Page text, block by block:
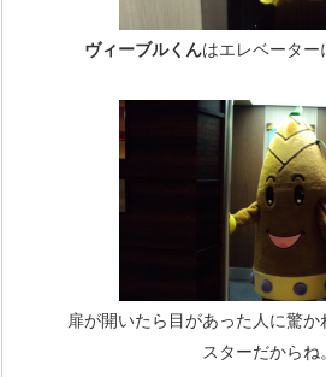
ヴィーブルくんはエレベーター
扉が開いたら目があった人に驚か
スターだからね。